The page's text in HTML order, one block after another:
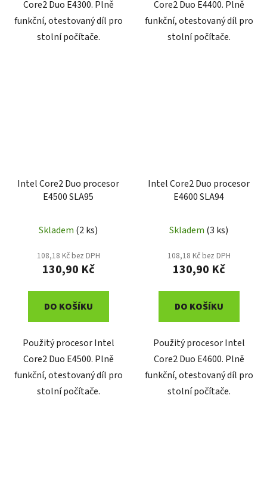
Core2 Duo E4300. Plně
funkční, otestovaný díl pro
stolní počítače.
Core2 Duo E4400. Plně
funkční, otestovaný díl pro
stolní počítače.
Intel Core2 Duo procesor
E4500 SLA95
Skladem (2 ks)
108,18 Kč bez DPH
130,90 Kč
DO KOŠÍKU
Použitý procesor Intel
Core2 Duo E4500. Plně
funkční, otestovaný díl pro
stolní počítače.
Intel Core2 Duo procesor
E4600 SLA94
Skladem (3 ks)
108,18 Kč bez DPH
130,90 Kč
DO KOŠÍKU
Použitý procesor Intel
Core2 Duo E4600. Plně
funkční, otestovaný díl pro
stolní počítače.